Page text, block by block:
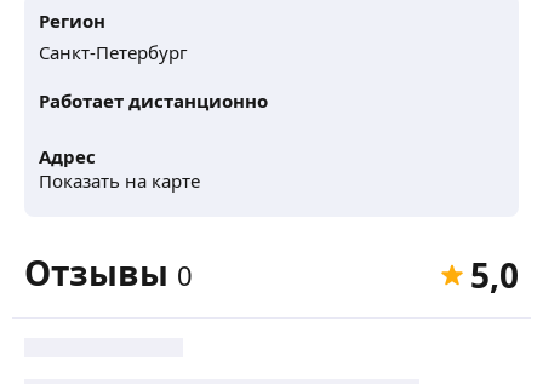
Регион
Санкт-Петербург
Работает дистанционно
Адрес
Показать на карте
Отзывы 0 5,0